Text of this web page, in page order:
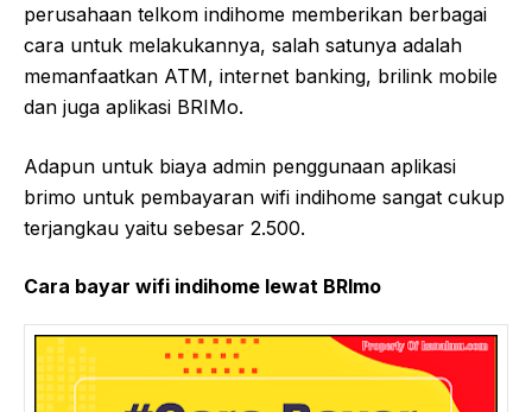
perusahaan telkom indihome memberikan berbagai
cara untuk melakukannya, salah satunya adalah
memanfaatkan ATM, internet banking, brilink mobile
dan juga aplikasi BRIMo.
Adapun untuk biaya admin penggunaan aplikasi
brimo untuk pembayaran wifi indihome sangat cukup
terjangkau yaitu sebesar 2.500.
Cara bayar wifi indihome lewat BRImo